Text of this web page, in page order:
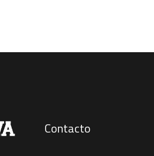
Contacto